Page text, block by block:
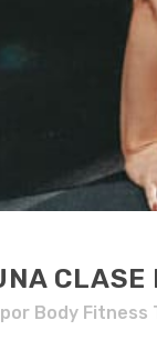
por Body Fitness